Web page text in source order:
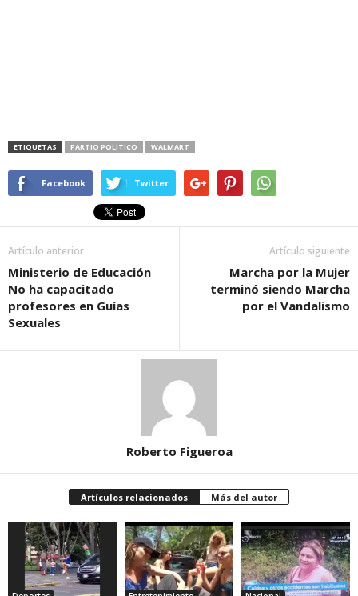
ETIQUETAS PARTIO POLITICO WALMART
Facebook Twitter
Artículo anterior
Ministerio de Educación
No ha capacitado
profesores en Guías
Sexuales
Artículo siguiente
Marcha por la Mujer
terminó siendo Marcha
por el Vandalismo
Roberto Figueroa
Artículos relacionados Más del autor